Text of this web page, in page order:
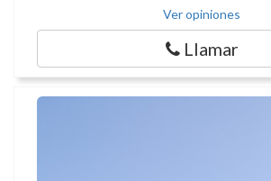
Ver opiniones
Llamar